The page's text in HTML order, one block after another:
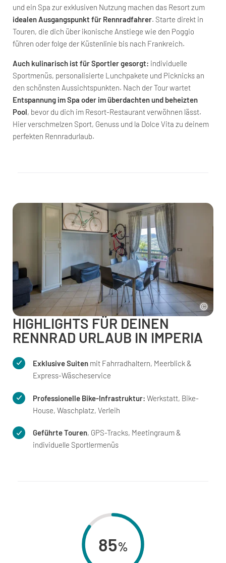
und ein Spa zur exklusiven Nutzung machen das Resort zum
idealen Ausgangspunkt für Rennradfahrer. Starte direkt in
Touren, die dich über ikonische Anstiege wie den Poggio
führen oder folge der Küstenlinie bis nach Frankreich.
Auch kulinarisch ist für Sportler gesorgt: individuelle
Sportmenüs, personalisierte Lunchpakete und Picknicks an
den schönsten Aussichtspunkten. Nach der Tour wartet
Entspannung im Spa oder im überdachten und beheizten
Pool, bevor du dich im Resort-Restaurant verwöhnen lässt.
Hier verschmelzen Sport, Genuss und la Dolce Vita zu deinem
perfekten Rennradurlaub.
HIGHLIGHTS FÜR DEINEN
RENNRAD URLAUB IN IMPERIA
Exklusive Suitenmit Fahrradhaltern, Meerblick &
Express-Wäscheservice
Professionelle Bike-Infrastruktur: Werkstatt, Bike-
House, Waschplatz, Verleih
Geführte Touren, GPS-Tracks, Meetingraum &
individuelle Sportlermenüs
85%